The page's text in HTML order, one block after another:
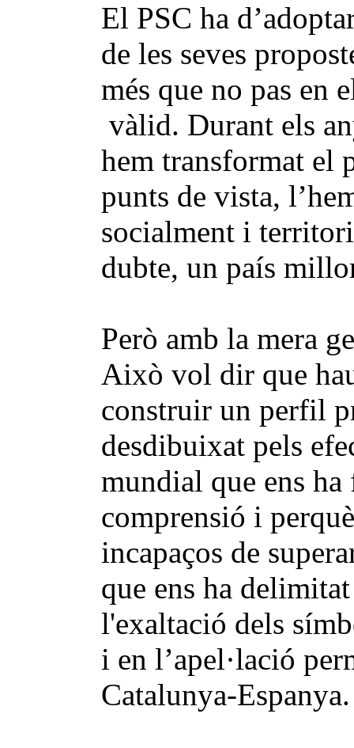
El PSC ha
de les seves
més que no pas en
vàlid. Durant els
hem transformat el
punts de vista,
socialment i
dubte, un país
Però amb la mera
Això vol dir que
construir un perfil
desdibuixat pels
mundial que ens
comprensió i
incapaços de
que ens ha
l'exaltació dels
i en l’apel·lació
Catalunya-